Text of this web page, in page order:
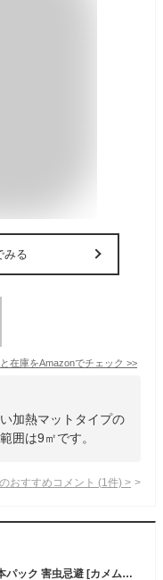
みる
在庫をAmazonでチェック >>
加熱マットタイプの
囲は9㎡です。
おすすめコメント (1 件) >
虫こないアース 玄関灯・外壁に [450ml] 2本パック 害虫忌避 [カメムシ 蛾 コバエ 羽アリ など] 虫よけスプレー (アース製薬)